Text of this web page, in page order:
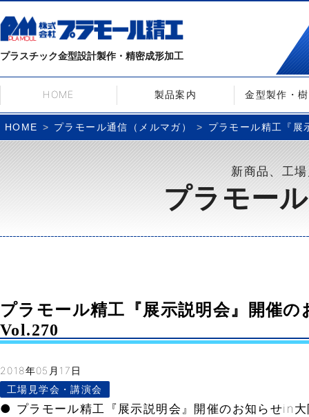
プラスチック金型設計製作・精密成形加工
HOME 製品案内 金型製作・
HOME プラモール通信（メルマガ） プラモール精工『
新商品、工
プラモー
プラモール精工『展示説明会』開催
Vol.270
2018年05月17日
工場見学会・講演会
● プラモール精工『展示説明会』開催のお知らせin